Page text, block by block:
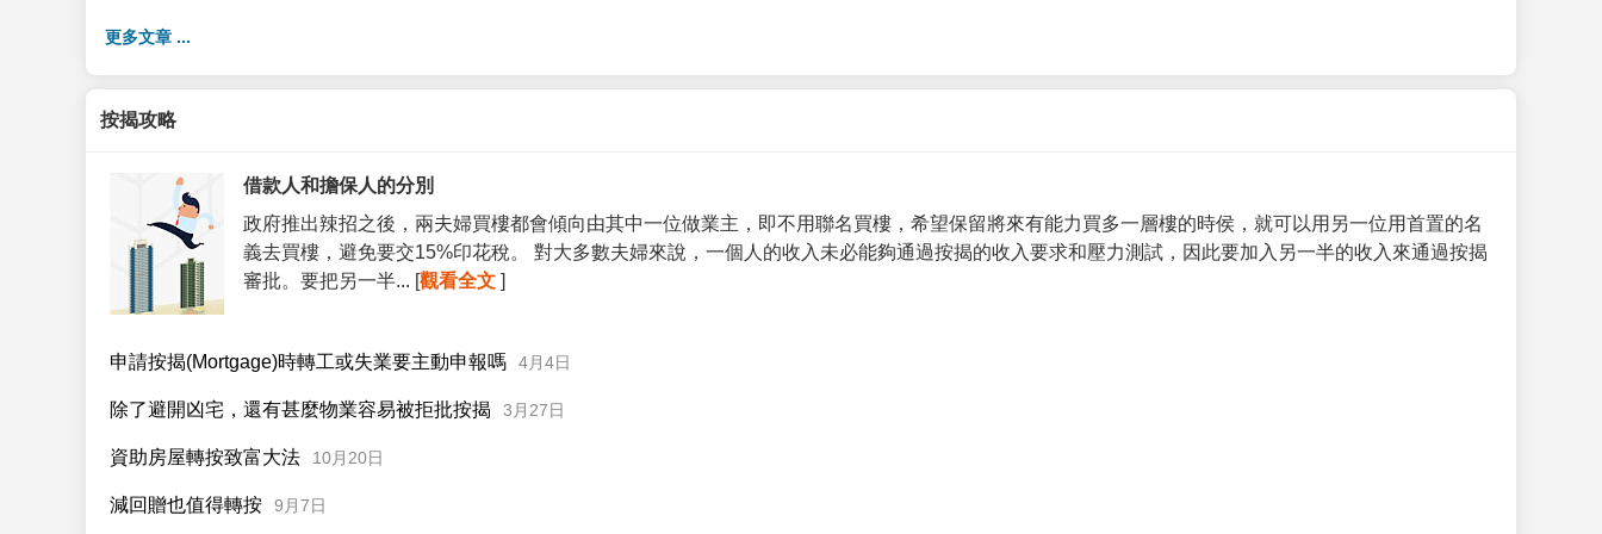
更多文章 ...
按揭攻略
借款人和擔保人的分別
政府推出辣招之後，兩夫婦買樓都會傾向由其中一位做業主，即不用聯名買樓，希望保留將來有能力買多一層樓的時侯，就可以用另一位用首置的名
義去買樓，避免要交15%印花稅。 對大多數夫婦來說，一個人的收入未必能夠通過按揭的收入要求和壓力測試，因此要加入另一半的收入來通過按揭
審批。要把另一半... [觀看全文 ]
申請按揭(Mortgage)時轉工或失業要主動申報嗎 4月4日
除了避開凶宅，還有甚麼物業容易被拒批按揭 3月27日
資助房屋轉按致富大法 10月20日
減回贈也值得轉按 9月7日